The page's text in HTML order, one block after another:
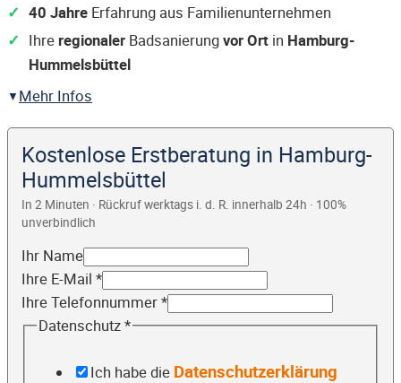
40 Jahre Erfahrung aus Familienunternehmen
Ihre regionaler Badsanierungvor Ort in Hamburg-
Hummelsbüttel
Mehr Infos
Kostenlose Erstberatung in Hamburg-
Hummelsbüttel
In 2 Minuten · Rückruf werktags i. d. R. innerhalb 24h · 100%
unverbindlich
Ihr Name
Ihre E-Mail *
Ihre Telefonnummer*
Datenschutz*
Ich habe die Datenschutzerklärung